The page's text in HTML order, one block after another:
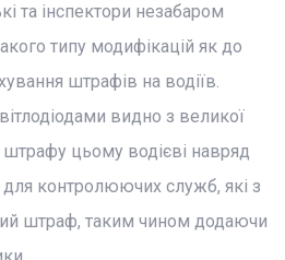
та інспектори незабаром
типу модифікацій як до
штрафів на водіїв.
видно з великої
штрафу цьому водієві навряд
контролюючих служб, які з
штраф, таким чином додаючи